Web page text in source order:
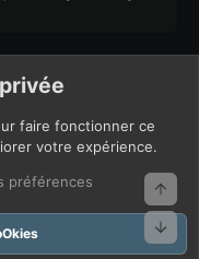
faire fonctionner ce
votre expérience.
préférences